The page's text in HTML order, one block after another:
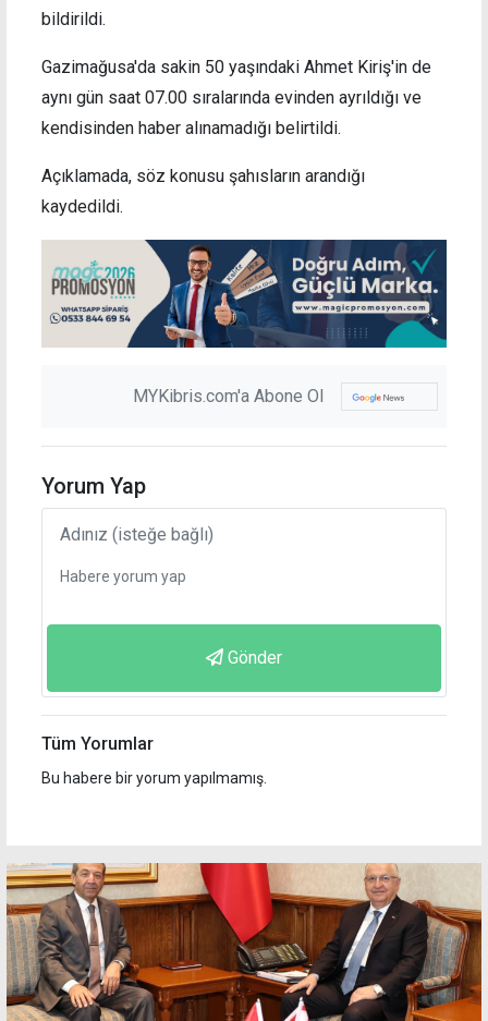
bildirildi.
Gazimağusa'da sakin 50 yaşındaki Ahmet Kiriş'in de
aynı gün saat 07.00 sıralarında evinden ayrıldığı ve
kendisinden haber alınamadığı belirtildi.
Açıklamada, söz konusu şahısların arandığı
kaydedildi.
MYKibris.com'a Abone Ol
Yorum Yap
Gönder
Tüm Yorumlar
Bu habere bir yorum yapılmamış.